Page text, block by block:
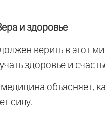
и здоровье
верить в этот
здоровье и
объясняет,
силу.